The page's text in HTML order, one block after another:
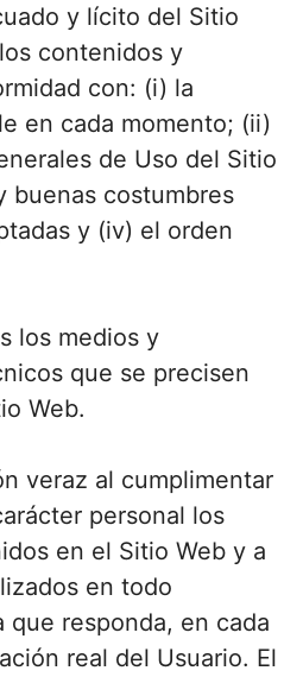
y lícito del Sitio
contenidos y
con: (i) la
en cada momento; (ii)
de Uso del Sitio
buenas costumbres
y (iv) el orden
los medios y
que se precisen
Web.
veraz al cumplimentar
personal los
en el Sitio Web y a
en todo
que responda, en cada
real del Usuario. El